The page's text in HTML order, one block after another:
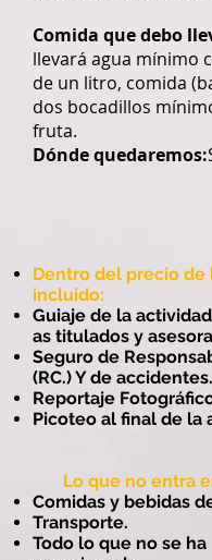
Comida que debo
llevará agua mínimo
de un litro, comida
dos bocadillos
fruta.
Dónde quedaremos:
Dentro del precio de
incluido:
Guiaje de la
as titulados y
Seguro de
(RC.) Y de accidentes.
Reportaje
Picoteo al final de la
Lo que no entra
Comidas y bebidas
Transporte.
Todo lo que no se ha